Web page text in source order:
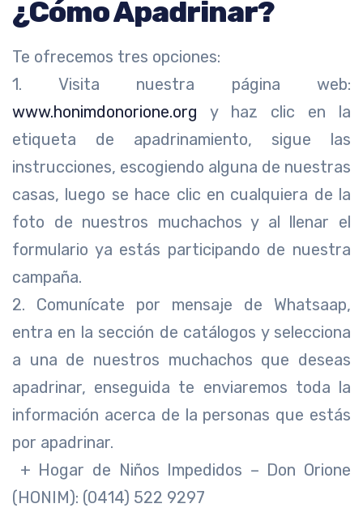
¿Cómo Apadrinar?
Te ofrecemos tres opciones:
1. Visita nuestra página web:
www.honimdonorione.org y haz clic en la
etiqueta de apadrinamiento, sigue las
instrucciones, escogiendo alguna de nuestras
casas, luego se hace clic en cualquiera de la
foto de nuestros muchachos y al llenar el
formulario ya estás participando de nuestra
campaña.
2. Comunícate por mensaje de Whatsaap,
entra en la sección de catálogos y selecciona
a una de nuestros muchachos que deseas
apadrinar, enseguida te enviaremos toda la
información acerca de la personas que estás
por apadrinar.
+ Hogar de Niños Impedidos – Don Orione
(HONIM): (0414) 522 9297